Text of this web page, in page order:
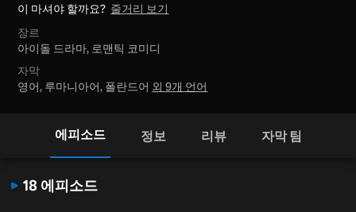
이 마셔야 할까요? 줄거리 보기
장르
아이돌 드라마, 로맨틱 코미디
자막
영어, 루마니아어, 폴란드어 외 9개 언어
에피소드 정보 리뷰 자막 팀
18 에피소드